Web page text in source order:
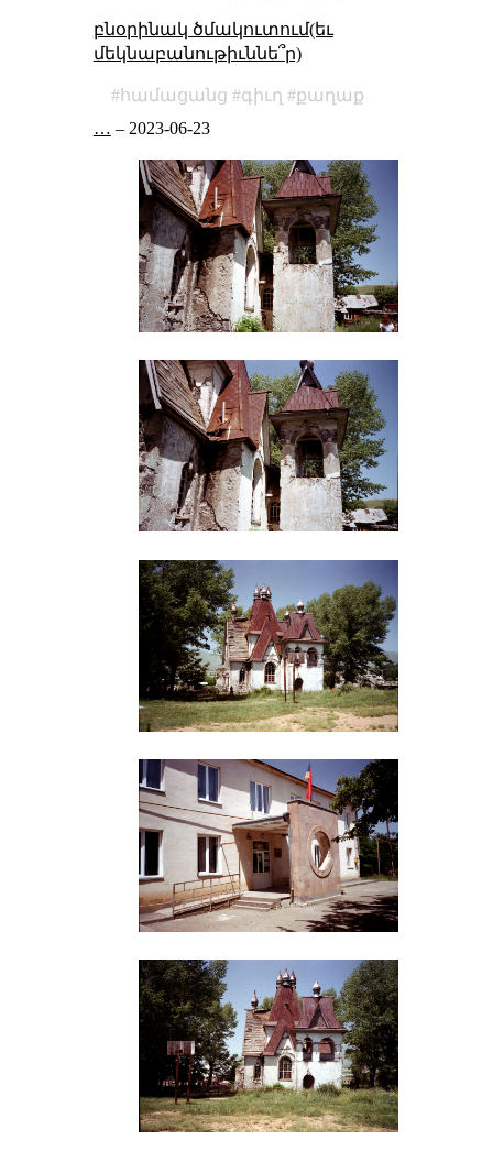
բնօրինակ ծմակուտում(եւ
մեկնաբանութիւննե՞ր)
համացանց գիւղ
քաղաք
… – 2023-06-23